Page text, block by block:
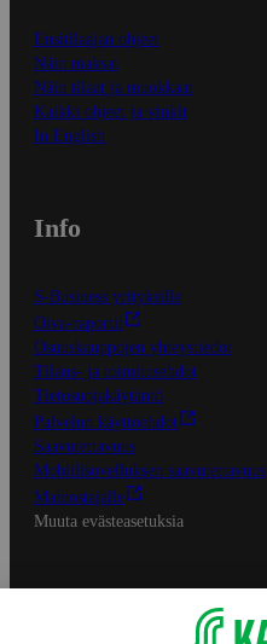
Ensitilaajan ohjeet
Näin maksat
Näin tilaat ja muokkaat
Kaikki ohjeet ja vinkit
In English
Info
S-Business yrityksille
Oiva-raportit
Osuuskauppojen yhteystiedot
Tilaus- ja toimitusehdot
Tietosuojakäytäntö
Palvelun käyttöehdot
Saavutettavuus
Mobiilisovelluksen saavutettavuus
Mainostajalle
Muuta evästeasetuksia
S-ryhmän palvelut